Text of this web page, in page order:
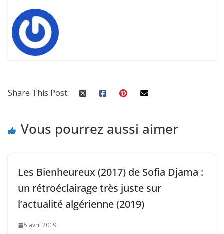
Share This Post:
Vous pourrez aussi aimer
Les Bienheureux (2017) de Sofia Djama :
un rétroéclairage très juste sur
l’actualité algérienne (2019)
5 avril 2019